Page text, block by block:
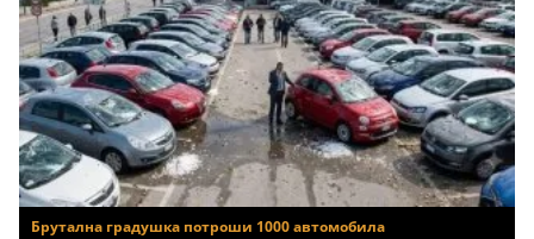
Брутална градушка потроши 1000 автомобила